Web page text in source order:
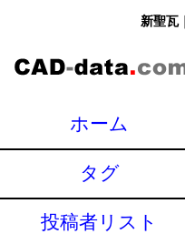
新聖瓦
ホーム
タグ
投稿者リスト